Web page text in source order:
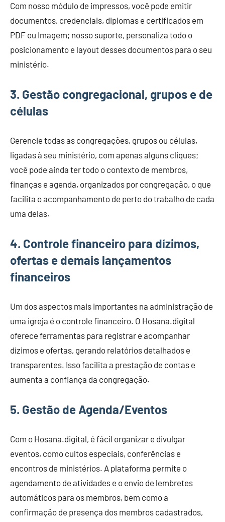
Com nosso módulo de impressos, você pode emitir
documentos, credenciais, diplomas e certificados em
PDF ou Imagem; nosso suporte, personaliza todo o
posicionamento e layout desses documentos para o seu
ministério.
3. Gestão congregacional, grupos e de
células
Gerencie todas as congregações, grupos ou células,
ligadas à seu ministério, com apenas alguns cliques;
você pode ainda ter todo o contexto de membros,
finanças e agenda, organizados por congregação, o que
facilita o acompanhamento de perto do trabalho de cada
uma delas.
4. Controle financeiro para dízimos,
ofertas e demais lançamentos
financeiros
Um dos aspectos mais importantes na administração de
uma igreja é o controle financeiro. O Hosana.digital
oferece ferramentas para registrar e acompanhar
dízimos e ofertas, gerando relatórios detalhados e
transparentes. Isso facilita a prestação de contas e
aumenta a confiança da congregação.
5. Gestão de Agenda/Eventos
Com o Hosana.digital, é fácil organizar e divulgar
eventos, como cultos especiais, conferências e
encontros de ministérios. A plataforma permite o
agendamento de atividades e o envio de lembretes
automáticos para os membros, bem como a
confirmação de presença dos membros cadastrados,